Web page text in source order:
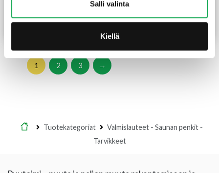
Salli valinta
Kiellä
Alkuperäinen
oli:
85,00 €.
Nykyinen
on:
70,00 €.
1 2 3 →
Etusivu
Tuotekategoriat
Valmislauteet - Saunan penkit -
Tarvikkeet